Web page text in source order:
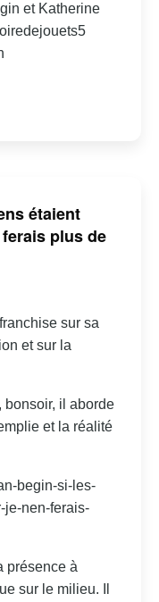
et Katherine
étaient
plus de
sur sa
et sur la
bonsoir, il aborde
et la réalité
begin-si-les-
je-nen-ferais-
présence à
sur le milieu. Il